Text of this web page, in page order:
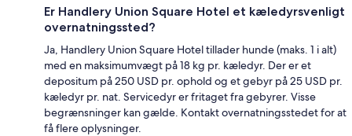
Er Handlery Union Square Hotel et kæledyrsvenligt
overnatningssted?
Ja, Handlery Union Square Hotel tillader hunde (maks. 1 i alt)
med en maksimumvægt på 18 kg pr. kæledyr. Der er et
depositum på 250 USD pr. ophold og et gebyr på 25 USD pr.
kæledyr pr. nat. Servicedyr er fritaget fra gebyrer. Visse
begrænsninger kan gælde. Kontakt overnatningsstedet for at
få flere oplysninger.